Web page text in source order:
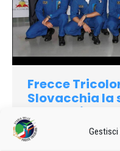
Gestisci
Frecce
Slovacchia la
acrobatica
2012 admin8235 22